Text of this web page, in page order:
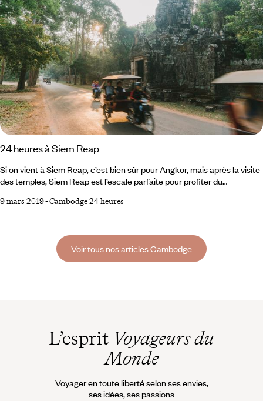
24 heures à Siem Reap
Si on vient à Siem Reap, c’est bien sûr pour Angkor, mais après la visite
des temples, Siem Reap est l’escale parfaite pour profiter du
artistes et artisans. 6h00 Angkor à l’aube Les temples sont moins
accentuée par le reflet du temple en son bassin-miroir.
9 mars 2019-Cambodge 24 heures
Voir tous nos articles Cambodge
L’esprit Voyageurs du
Monde
Voyager en toute liberté selon ses envies,
ses idées, ses passions